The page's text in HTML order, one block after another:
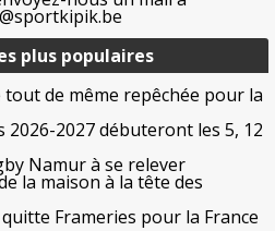
plus populaires
tout de même repêchée pour la
2026-2027 débuteront les 5, 12
Namur à se relever
la maison à la tête des
Frameries pour la France